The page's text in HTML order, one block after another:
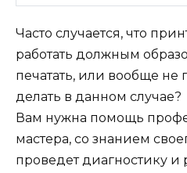
Часто случается, что
работать должным
печатать, или вообще не
делать в данном случае?
Вам нужна помощь
мастера, со знанием
проведет диагностику и